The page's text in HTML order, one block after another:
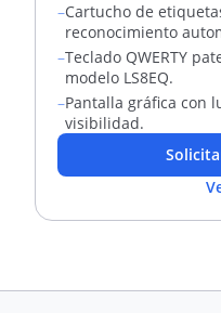
–Cartucho de
reconocimiento
–Teclado QWERTY
modelo LS8EQ.
–Pantalla gráfica con
visibilidad.